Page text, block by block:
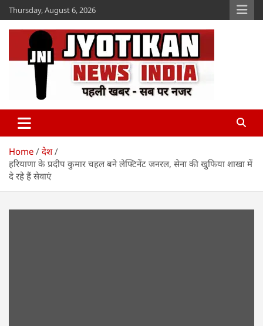
Skip
to
content
Thursday, August 6, 2026
Jyotikan
Home
देश
हरियाणा के प्रदीप कुमार चहल बने लेफ्टिनेंट जनरल, सेना की खुफिया शाखा में
दे रहे हैं सेवाएं